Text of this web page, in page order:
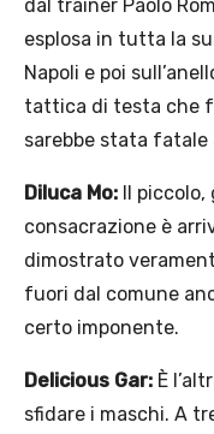
dal trainer Paolo
esplosa in tutta la
Napoli e poi
tattica di testa che
sarebbe stata
Diluca Mo: Il piccolo,
consacrazione è
dimostrato
fuori dal comune
certo imponente.
Delicious Gar: È
sfidare i maschi. A